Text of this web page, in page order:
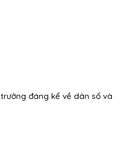
đáng kể về dân số và